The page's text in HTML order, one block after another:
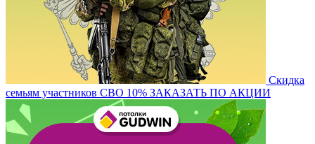
Скидка
семьям участников СВО 10% ЗАКАЗАТЬ ПО АКЦИИ